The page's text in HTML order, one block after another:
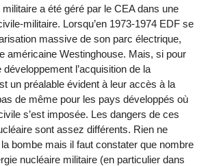
a été géré par le CEA dans une
militaire. Lorsqu’en 1973-1974 EDF se
massive de son parc électrique,
américaine Westinghouse. Mais, si pour
l’acquisition de la
un préalable évident à leur accès à la
de même pour les pays développés où
s’est imposée. Les dangers de ces
sont assez différents. Rien ne
bombe mais il faut constater que nombre
nucléaire militaire (en particulier dans